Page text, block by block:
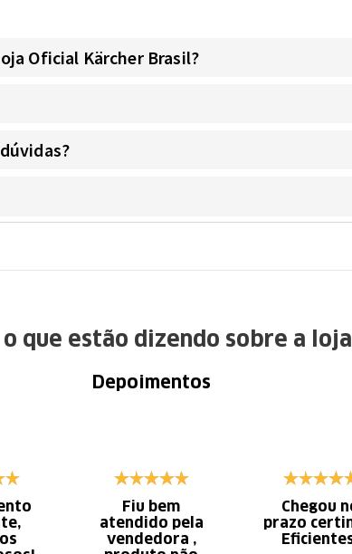
Oficial Kärcher Brasil?
o que estão dizendo sobre a loja
Depoimentos
Fiu bem
atendido pela
vendedora ,
Chegou
prazo